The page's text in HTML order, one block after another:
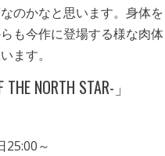
のかなと思います。身体を
も今作に登場する様な肉体
ます。
NORTH STAR-」
25:00～